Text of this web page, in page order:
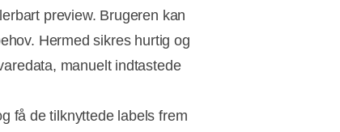
preview. Brugeren kan
Hermed sikres hurtig og
manuelt indtastede
få de tilknyttede labels frem